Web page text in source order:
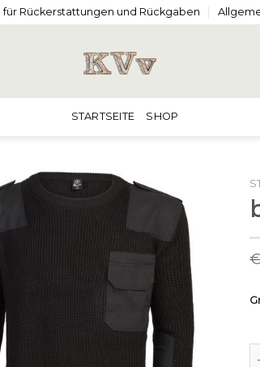
für Rückerstattungen und Rückgaben
STARTSEITE SHOP